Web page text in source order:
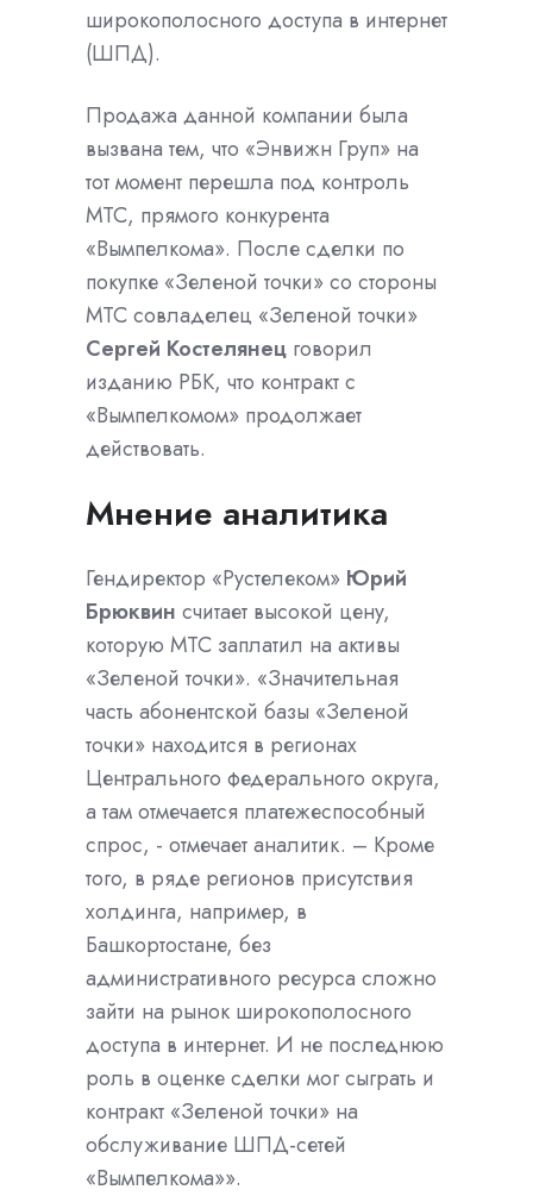
широкополосного доступа в интернет
(ШПД).
Продажа данной компании была
вызвана тем, что «Энвижн Груп» на
тот момент перешла под контроль
МТС, прямого конкурента
«Вымпелкома». После сделки по
покупке «Зеленой точки» со стороны
МТС совладелец «Зеленой точки»
Сергей Костелянец говорил
изданию РБК, что контракт с
«Вымпелкомом» продолжает
действовать.
Мнение аналитика
Гендиректор «Рустелеком» Юрий
Брюквин считает высокой цену,
которую МТС заплатил на активы
«Зеленой точки». «Значительная
часть абонентской базы «Зеленой
точки» находится в регионах
Центрального федерального округа,
а там отмечается платежеспособный
спрос, - отмечает аналитик. – Кроме
того, в ряде регионов присутствия
холдинга, например, в
Башкортостане, без
административного ресурса сложно
зайти на рынок широкополосного
доступа в интернет. И не последнюю
роль в оценке сделки мог сыграть и
контракт «Зеленой точки» на
обслуживание ШПД-сетей
«Вымпелкома»».